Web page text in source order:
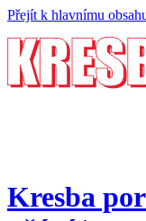
Přejít k hlavnímu
Kresba